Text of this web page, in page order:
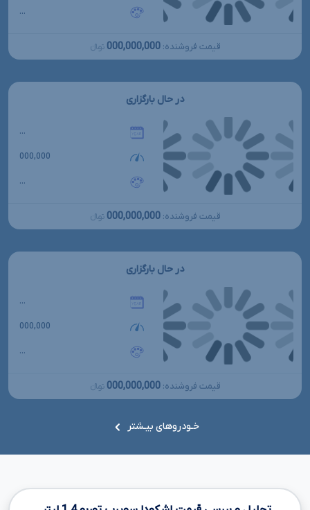
...
قیمت فروشنده: 000,000,000 تومانءءء
در حال بارگزاری
...
000,000
...
قیمت فروشنده: 000,000,000 تومانءءء
در حال بارگزاری
...
000,000
...
قیمت فروشنده: 000,000,000 تومانءءء
خـودروهای بیـشتر